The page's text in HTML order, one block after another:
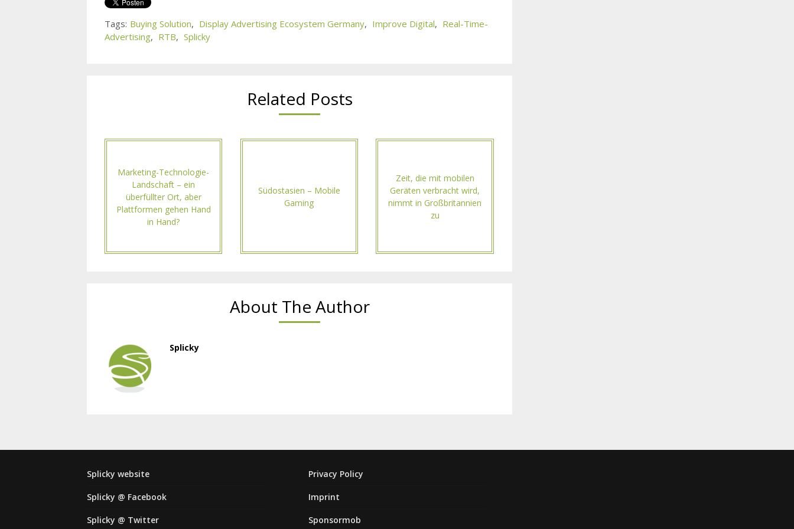
Tags: Buying Solution, Display Advertising Ecosystem Germany, Improve Digital, Real-Time-
Advertising, RTB, Splicky
Related Posts
Marketing-Technologie-
Landschaft – ein
überfüllter Ort, aber
Plattformen gehen Hand
in Hand?
Südostasien – Mobile
Gaming
Zeit, die mit mobilen
Geräten verbracht wird,
nimmt in Großbritannien
zu
About The Author
Splicky
Splicky website
Splicky @ Facebook
Splicky @ Twitter
Privacy Policy
Imprint
Sponsormob